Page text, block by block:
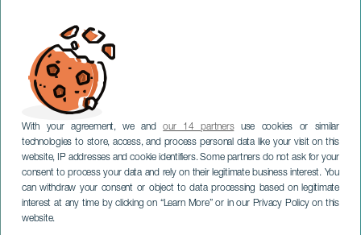
With your agreement, we andour 14 partnersuse cookies or similar
technologies to store, access, and process personal data like your visit on this
website, IP addresses and cookie identifiers. Some partners do not ask for your
consent to process your data and rely on their legitimate business interest. You
can withdraw your consent or object to data processing based on legitimate
interest at any time by clicking on “Learn More” or in our Privacy Policy on this
website.
Trío Guiguan & Markus
Stockhausen
LANZAROTE